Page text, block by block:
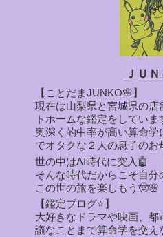
ＪＵ
【ことだまJUNKO🌸】
現在は山梨県と宮城県の店
トホームな鑑定をしていま
奥深く的中率が高い算命
でオタクな２人の息子の
世の中はAI時代に突入🤖
そんな時代だからこそ自
この世の旅を楽しもう🤠🌸
【鑑定ブログ⭐】
大好きなドラマや映画、
議なことまで算命学を交え